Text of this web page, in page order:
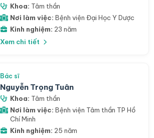
Khoa: Tâm thần
Nơi làm việc: Bệnh viện Đại Học Y Dược
Kinh nghiệm: 23 năm
Xem chi tiết
Bác sĩ
Nguyễn Trọng Tuân
Khoa: Tâm thần
Nơi làm việc: Bệnh viện Tâm thần TP Hồ
Chí Minh
Kinh nghiệm: 25 năm